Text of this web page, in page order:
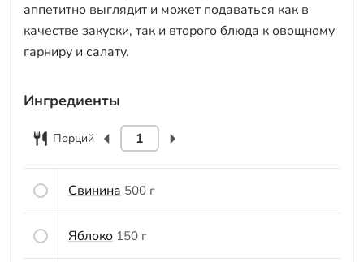
аппетитно выглядит и может подаваться как в
качестве закуски, так и второго блюда к овощному
гарниру и салату.
Ингредиенты
Порций
Свинина 500 г
Яблоко 150 г